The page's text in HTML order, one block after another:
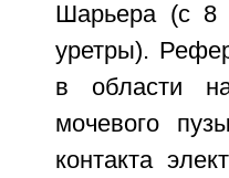
Шарьера (с 8
уретры).
в области
мочевого
контакта